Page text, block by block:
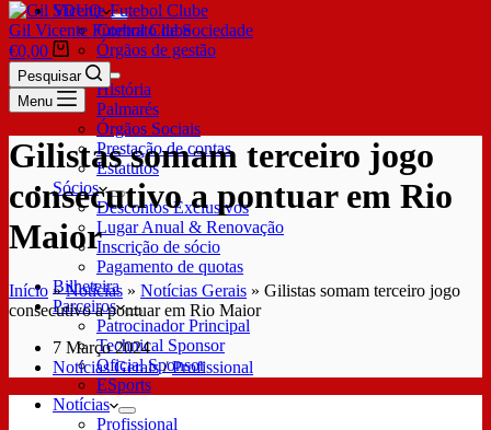
SDUQ
Contrato de Sociedade
Órgãos de gestão
Clube
História
Palmarés
Órgãos Sociais
Prestação de contas
Estatutos
Sócios
Descontos Exclusivos
Lugar Anual & Renovação
Inscrição de sócio
Pagamento de quotas
Bilheteira
Parceiros
Patrocinador Principal
Technical Sponsor
Oficial Sponsor
ESports
Notícias
Profissional
Gil Vicente Futebol Clube
€0,00
Pesquisar
Menu
Gilistas somam terceiro jogo
consecutivo a pontuar em Rio
Maior
Início »Notícias » Notícias Gerais » Gilistas somam terceiro jogo
consecutivo a pontuar em Rio Maior
7 Março 2024
Notícias Gerais/Profissional